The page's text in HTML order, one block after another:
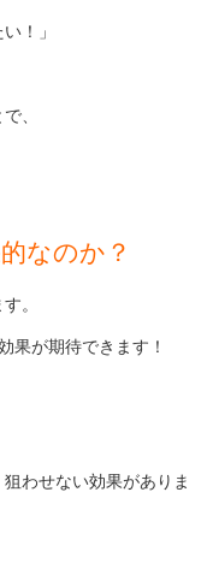
！」
、
なのか？
。
果が期待できます！
わせない効果がありま